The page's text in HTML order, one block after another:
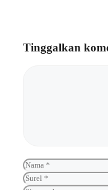
Tinggalkan
Nama